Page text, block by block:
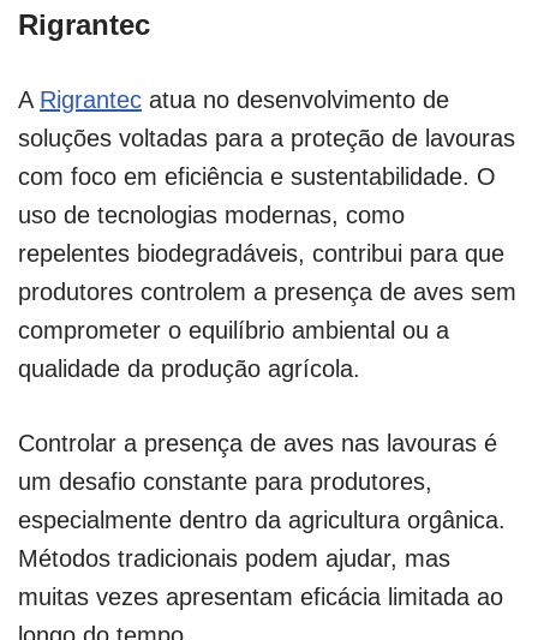
Rigrantec
A Rigrantec atua no desenvolvimento de
soluções voltadas para a proteção de lavouras
com foco em eficiência e sustentabilidade. O
uso de tecnologias modernas, como
repelentes biodegradáveis, contribui para que
produtores controlem a presença de aves sem
comprometer o equilíbrio ambiental ou a
qualidade da produção agrícola.
Controlar a presença de aves nas lavouras é
um desafio constante para produtores,
especialmente dentro da agricultura orgânica.
Métodos tradicionais podem ajudar, mas
muitas vezes apresentam eficácia limitada ao